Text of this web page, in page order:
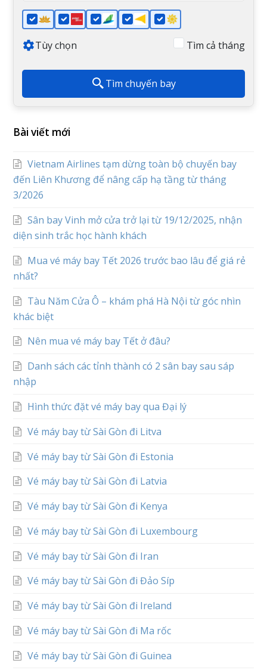
Tùy chọn Tìm cả tháng
Tìm chuyến bay
Bài viết mới
Vietnam Airlines tạm dừng toàn bộ chuyến bay
đến Liên Khương để nâng cấp hạ tầng từ tháng
3/2026
Sân bay Vinh mở cửa trở lại từ 19/12/2025, nhận
diện sinh trắc học hành khách
Mua vé máy bay Tết 2026 trước bao lâu để giá rẻ
nhất?
Tàu Năm Cửa Ô – khám phá Hà Nội từ góc nhìn
khác biệt
Nên mua vé máy bay Tết ở đâu?
Danh sách các tỉnh thành có 2 sân bay sau sáp
nhập
Hình thức đặt vé máy bay qua Đại lý
Vé máy bay từ Sài Gòn đi Litva
Vé máy bay từ Sài Gòn đi Estonia
Vé máy bay từ Sài Gòn đi Latvia
Vé máy bay từ Sài Gòn đi Kenya
Vé máy bay từ Sài Gòn đi Luxembourg
Vé máy bay từ Sài Gòn đi Iran
Vé máy bay từ Sài Gòn đi Đảo Síp
Vé máy bay từ Sài Gòn đi Ireland
Vé máy bay từ Sài Gòn đi Ma rốc
Vé máy bay từ Sài Gòn đi Guinea